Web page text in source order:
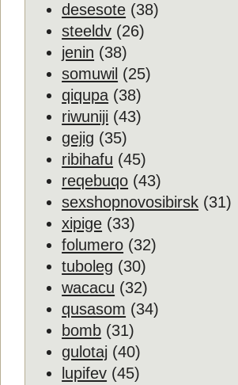
desesote (38)
steeldv (26)
jenin (38)
somuwil (25)
qiqupa (38)
riwuniji (43)
gejig (35)
ribihafu (45)
reqebuqo (43)
sexshopnovosibirsk (31)
xipige (33)
folumero (32)
tuboleg (30)
wacacu (32)
qusasom (34)
bomb (31)
gulotaj (40)
lupifev (45)